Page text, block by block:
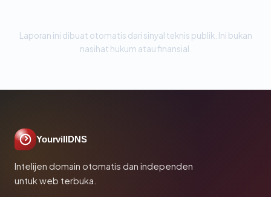
Laporan ini dibuat otomatis dari sinyal teknis publik. Ini bukan
nasihat hukum atau finansial.
YourvillDNS
Intelijen domain otomatis dan independen
untuk web terbuka.